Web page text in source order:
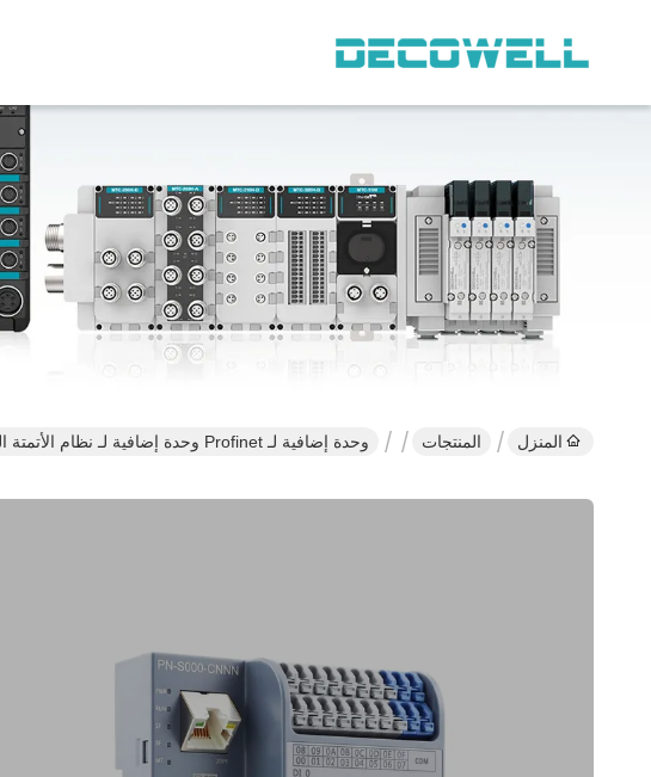
المنزل المنتجات وحدة إضافية لـ Profinet وحدة إضافية لـ نظام الأتمتة الصناعية سلسلة Fs